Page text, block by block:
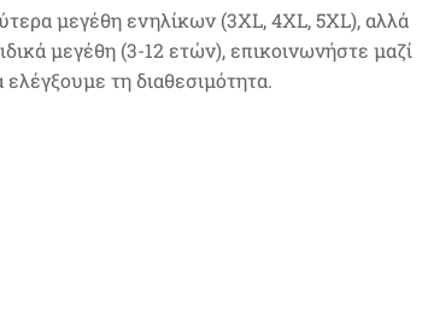
μεγέθη ενηλίκων (3XL, 4XL, 5XL), αλλά
μεγέθη (3-12 ετών), επικοινωνήστε μαζί
ελέγξουμε τη διαθεσιμότητα.